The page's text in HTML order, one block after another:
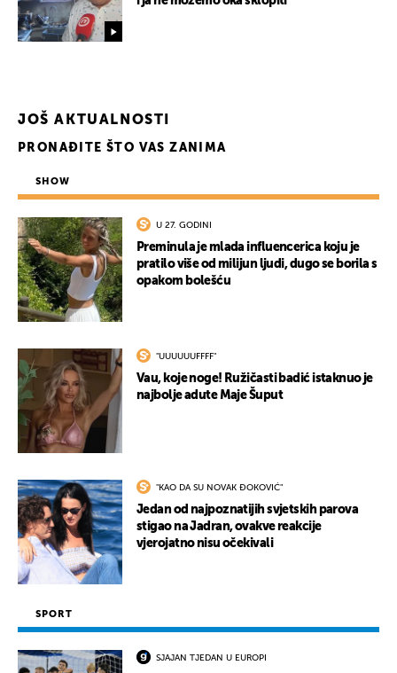
JOŠ AKTUALNOSTI
PRONAĐITE ŠTO VAS ZANIMA
SHOW
U 27. GODINI
Preminula je mlada influencerica koju je
pratilo više od milijun ljudi, dugo se borila s
opakom bolešću
"UUUUUUFFFF"
Vau, koje noge! Ružičasti badić istaknuo je
najbolje adute Maje Šuput
"KAO DA SU NOVAK ĐOKOVIĆ"
Jedan od najpoznatijih svjetskih parova
stigao na Jadran, ovakve reakcije
vjerojatno nisu očekivali
SPORT
SJAJAN TJEDAN U EUROPI